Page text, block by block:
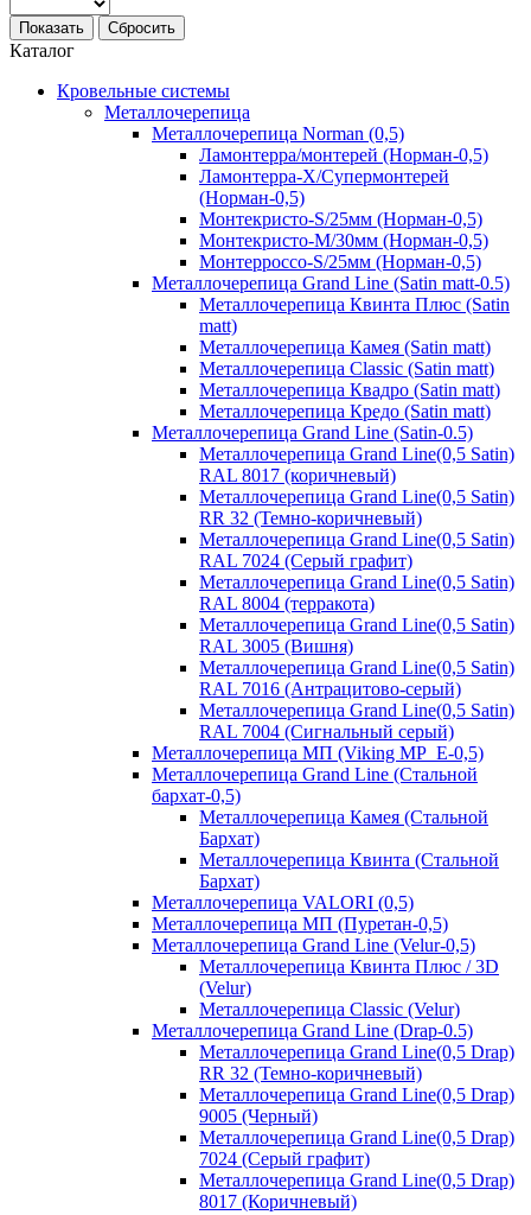
Показать Сбросить
Каталог
Кровельные системы
Металлочерепица
Металлочерепица Norman (0,5)
Ламонтерра/монтерей (Норман-0,5)
Ламонтерра-Х/Супермонтерей
(Норман-0,5)
Монтекристо-S/25мм (Норман-0,5)
Монтекристо-M/30мм (Норман-0,5)
Монтерроссо-S/25мм (Норман-0,5)
Металлочерепица Grand Line (Satin matt-0.5)
Металлочерепица Квинта Плюс (Satin
matt)
Металлочерепица Камея (Satin matt)
Металлочерепица Classic (Satin matt)
Металлочерепица Квадро (Satin matt)
Металлочерепица Кредо (Satin matt)
Металлочерепица Grand Line (Satin-0.5)
Металлочерепица Grand Line(0,5 Satin)
RAL 8017 (коричневый)
Металлочерепица Grand Line(0,5 Satin)
RR 32 (Темно-коричневый)
Металлочерепица Grand Line(0,5 Satin)
RAL 7024 (Серый графит)
Металлочерепица Grand Line(0,5 Satin)
RAL 8004 (терракота)
Металлочерепица Grand Line(0,5 Satin)
RAL 3005 (Вишня)
Металлочерепица Grand Line(0,5 Satin)
RAL 7016 (Антрацитово-серый)
Металлочерепица Grand Line(0,5 Satin)
RAL 7004 (Сигнальный серый)
Металлочерепица МП (Viking MP_E-0,5)
Металлочерепица Grand Line (Стальной
бархат-0,5)
Металлочерепица Камея (Стальной
Бархат)
Металлочерепица Квинта (Стальной
Бархат)
Металлочерепица VALORI (0,5)
Металлочерепица МП (Пуретан-0,5)
Металлочерепица Grand Line (Velur-0,5)
Металлочерепица Квинта Плюс / 3D
(Velur)
Металлочерепица Classic (Velur)
Металлочерепица Grand Line (Drap-0.5)
Металлочерепица Grand Line(0,5 Drap)
RR 32 (Темно-коричневый)
Металлочерепица Grand Line(0,5 Drap)
9005 (Черный)
Металлочерепица Grand Line(0,5 Drap)
7024 (Серый графит)
Металлочерепица Grand Line(0,5 Drap)
8017 (Коричневый)